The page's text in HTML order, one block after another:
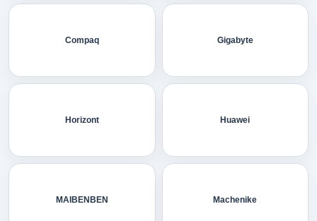
Compaq Gigabyte
Horizont Huawei
MAIBENBEN Machenike